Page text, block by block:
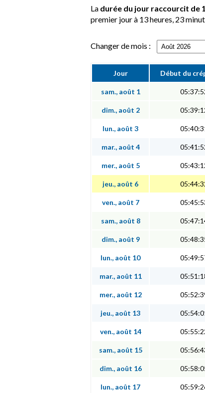
La durée du jour raccourcit de
premier jour à 13 heures, 23
Changer de mois :
Jour Début du
sam., août 1
dim., août 2
lun., août 3
mar., août 4
mer., août 5
jeu., août 6
ven., août 7
sam., août 8
dim., août 9
lun., août 10
mar., août 11
mer., août 12
jeu., août 13
ven., août 14
sam., août 15
dim., août 16
lun., août 17